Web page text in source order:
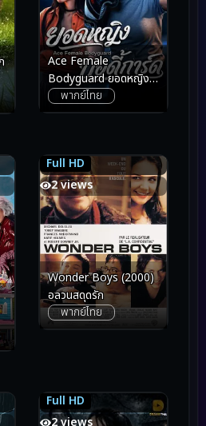
Ace Female
Bodyguard ยอดหญิง
บอดี้การ์ด (2026)
พากย์ไทย
Full HD
7.3
2 views
7.3
Wonder Boys (2000)
อลวนสดุดรัก
พากย์ไทย
Full HD
2.9
2.9